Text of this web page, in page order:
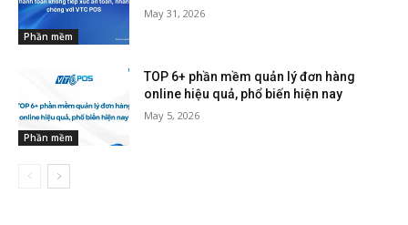
Phần mềm
May 31, 2026
Phần mềm
TOP 6+ phần mềm quản lý đơn hàng
online hiệu quả, phổ biến hiện nay
May 5, 2026